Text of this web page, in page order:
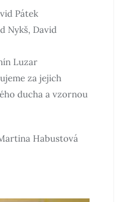
Pátek
Nykš, David
Luzar
za jejich
ducha a vzornou
školy.
Habustová